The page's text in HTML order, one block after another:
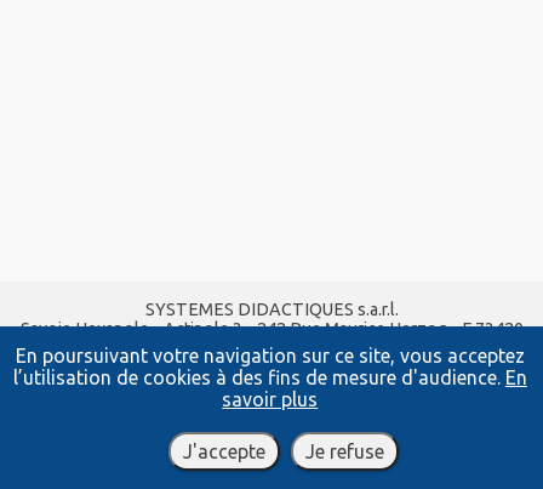
En poursuivant votre navigation sur ce site, vous acceptez
l’utilisation de cookies à des fins de mesure d'audience. En
savoir plus
J'accepte Je refuse
SYSTEMES DIDACTIQUES s.a.r.l.
Savoie Hexapole - Actipole 3 - 242 Rue Maurice Herzog - F 73420
VIVIERS DU LAC
Tel : 04 56 42 80 70| Fax :04 56 42 80 71
xavier.granjon@systemes-didactiques.fr
www.systemes-didactiques.fr